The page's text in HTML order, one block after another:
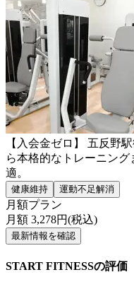
【入会金ゼロ】 五反野
ら本格的なトレーニン
適。
健康維持 運動不足解消
月額プラン
月額 3,278円(税込)
最新情報を確認
START FITNESSの評価